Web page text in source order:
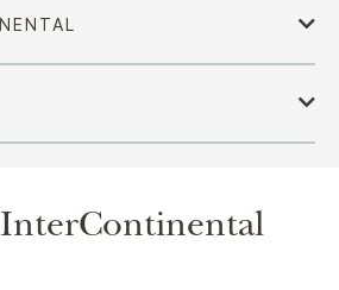
InterContinental